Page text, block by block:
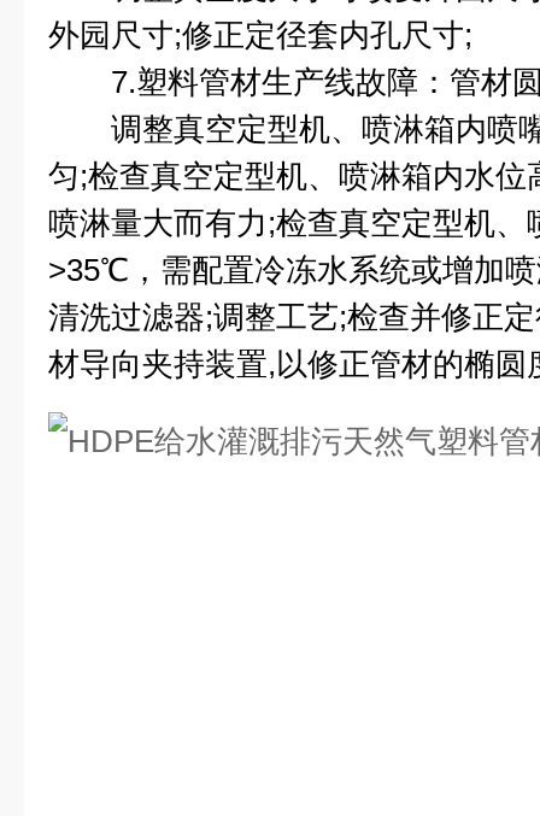
外园尺寸;修正定径套内孔尺寸;
7.塑料管材生产线故障：管材
调整真空定型机、喷淋箱内喷
匀;检查真空定型机、喷淋箱内水
喷淋量大而有力;检查真空定型机
>35℃，需配置冷冻水系统或增加
清洗过滤器;调整工艺;检查并修正
材导向夹持装置,以修正管材的椭圆